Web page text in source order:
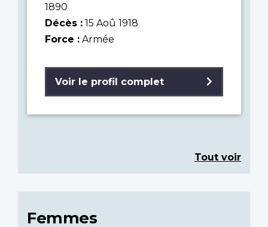
1890
Décès : 15 Aoû 1918
Force : Armée
Voir le profil complet
Tout voir
Femmes